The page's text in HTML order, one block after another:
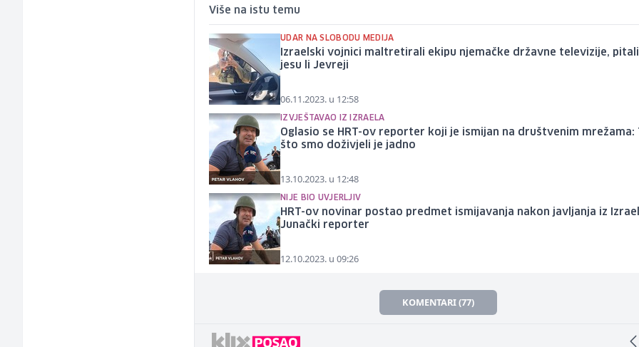
Više na istu temu
UDAR NA SLOBODU MEDIJA
Izraelski vojnici maltretirali ekipu njemačke državne televizije,
jesu li Jevreji
06.11.2023. u 12:58
IZVJEŠTAVAO IZ IZRAELA
Oglasio se HRT-ov reporter koji je ismijan na društvenim mrežama:
što smo doživjeli je jadno
13.10.2023. u 12:48
NIJE BIO UVJERLJIV
HRT-ov novinar postao predmet ismijavanja nakon javljanja iz
Junački reporter
12.10.2023. u 09:26
KOMENTARI (77)